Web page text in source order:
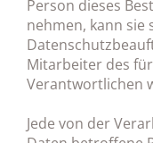
Person dieses
nehmen, kann sie
Mitarbeiter des
Verantwortlichen
Jede von der